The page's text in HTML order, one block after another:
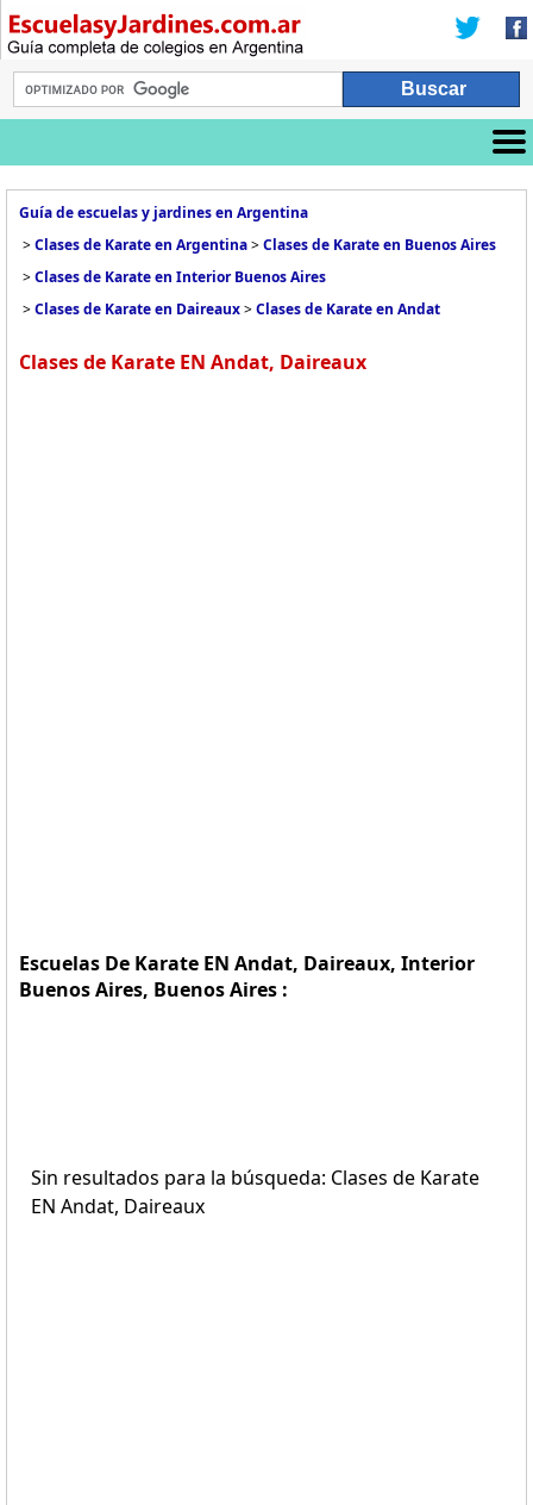
Guía de escuelas y jardines en Argentina
>Clases de Karate en Argentina>Clases de Karate en Buenos Aires
>Clases de Karate en Interior Buenos Aires
>Clases de Karate en Daireaux>Clases de Karate en Andat
Clases de Karate EN Andat, Daireaux
Escuelas De Karate EN Andat, Daireaux, Interior
Buenos Aires, Buenos Aires :
Sin resultados para la búsqueda: Clases de Karate
EN Andat, Daireaux